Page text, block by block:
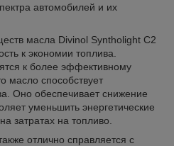
автомобилей и их
масла Divinol Syntholight C2
к экономии топлива.
к более эффективному
масло способствует
Оно обеспечивает снижение
уменьшить энергетические
затратах на топливо.
отлично справляется с